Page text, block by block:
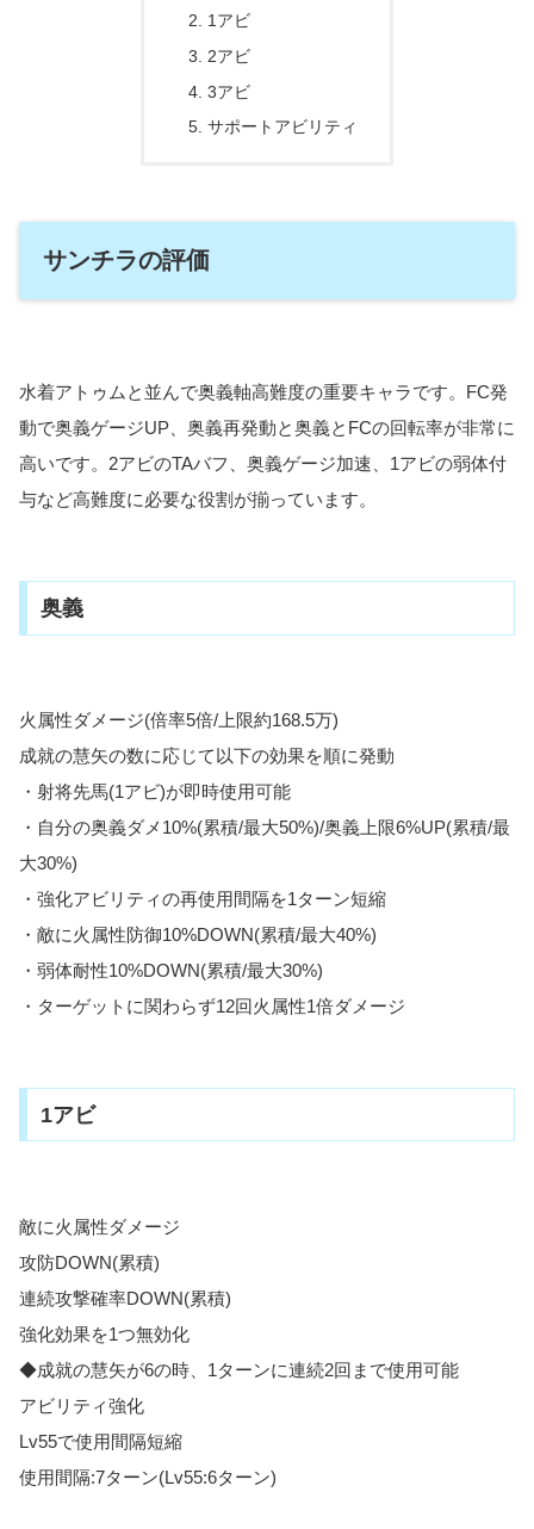
1アビ
2アビ
3アビ
サポートアビリティ
サンチラの評価
水着アトゥムと並んで奥義軸高難度の重要キャラです。FC発
動で奥義ゲージUP、奥義再発動と奥義とFCの回転率が非常に
高いです。2アビのTAバフ、奥義ゲージ加速、1アビの弱体付
与など高難度に必要な役割が揃っています。
奥義
火属性ダメージ(倍率5倍/上限約168.5万)
成就の慧矢の数に応じて以下の効果を順に発動
・射将先馬(1アビ)が即時使用可能
・自分の奥義ダメ10%(累積/最大50%)/奥義上限6%UP(累積/最
大30%)
・強化アビリティの再使用間隔を1ターン短縮
・敵に火属性防御10%DOWN(累積/最大40%)
・弱体耐性10%DOWN(累積/最大30%)
・ターゲットに関わらず12回火属性1倍ダメージ
1アビ
敵に火属性ダメージ
攻防DOWN(累積)
連続攻撃確率DOWN(累積)
強化効果を1つ無効化
◆成就の慧矢が6の時、1ターンに連続2回まで使用可能
アビリティ強化
Lv55で使用間隔短縮
使用間隔:7ターン(Lv55:6ターン)